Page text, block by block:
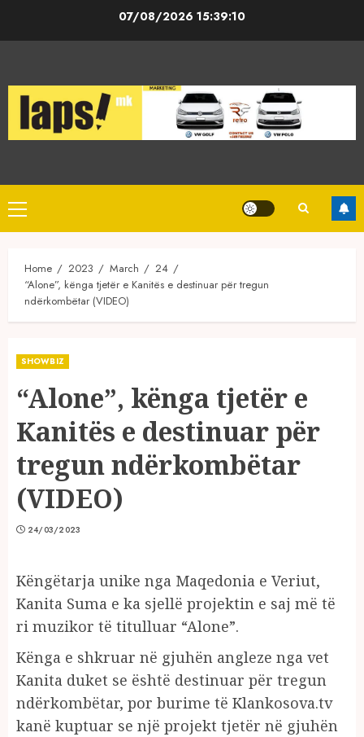
07/08/2026 15:39:10
Primary
Menu
Home 2023 March
24
“Alone”, kënga tjetër e Kanitës e destinuar për tregun
ndërkombëtar (VIDEO)
SHOWBIZ
“Alone”, kënga tjetër e
Kanitës e destinuar për
tregun ndërkombëtar
(VIDEO)
24/03/2023
Këngëtarja unike nga Maqedonia e Veriut,
Kanita Suma e ka sjellë projektin e saj më të
ri muzikor të titulluar “Alone”.
Kënga e shkruar në gjuhën angleze nga vet
Kanita duket se është destinuar për tregun
ndërkombëtar, por burime të Klankosova.tv
kanë kuptuar se një projekt tjetër në gjuhën